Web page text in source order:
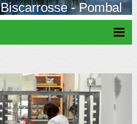
Biscarrosse - Pombal